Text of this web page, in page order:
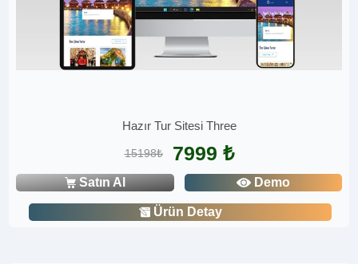
Hazır Tur Sitesi Three
15198₺ 7999 ₺
Satın Al Demo
Ürün Detay